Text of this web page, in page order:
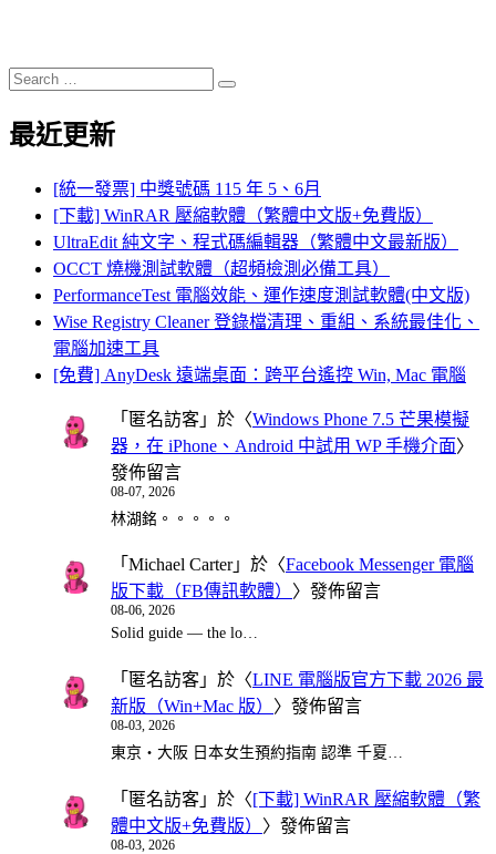
Search
for:
Search
最近更新
[統一發票] 中獎號碼 115 年 5、6月
[下載] WinRAR 壓縮軟體（繁體中文版+免費版）
UltraEdit 純文字、程式碼編輯器（繁體中文最新版）
OCCT 燒機測試軟體（超頻檢測必備工具）
PerformanceTest 電腦效能、運作速度測試軟體(中文版)
Wise Registry Cleaner 登錄檔清理、重組、系統最佳化、
電腦加速工具
[免費] AnyDesk 遠端桌面：跨平台遙控 Win, Mac 電腦
「 匿名訪客 」於〈Windows Phone 7.5 芒果模擬
器，在 iPhone、Android 中試用 WP 手機介面〉
發佈留言
08-07, 2026
林湖銘。。。。。
「 Michael Carter」於〈Facebook Messenger 電腦
版下載（FB傳訊軟體） 〉發佈留言
08-06, 2026
Solid guide — the lo…
「 匿名訪客 」於〈LINE 電腦版官方下載 2026 最
新版（Win+Mac 版） 〉發佈留言
08-03, 2026
東京・大阪 日本女生預約指南 認準 千夏…
「 匿名訪客 」於〈[下載] WinRAR 壓縮軟體（繁
體中文版+免費版） 〉發佈留言
08-03, 2026